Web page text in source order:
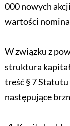
000 nowych
wartości
W związku z
struktura
treść § 7
następujące